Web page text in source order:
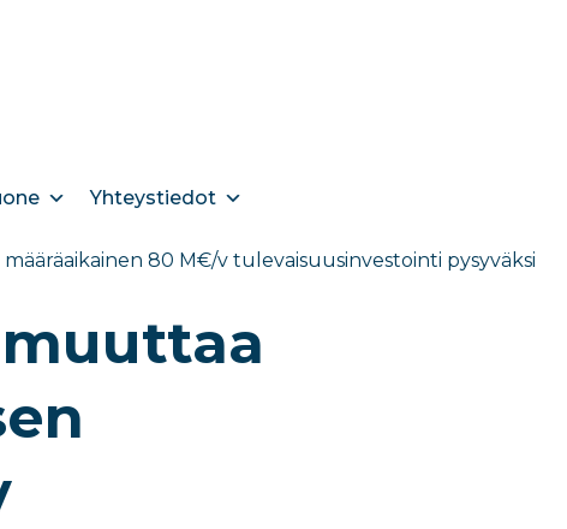
Yhteystiedot
80 M€/v tulevaisuusinvestointi pysyväksi